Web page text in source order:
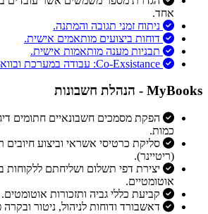
אחד.
ניתוח זמני תגובה והמתנה.
דוחות ביצועים מותאמים אישית.
תבניות מענה מותאמות אישית.
Co-Exsistance: עבודה במערכת ובוואטסאפ ביזנס במקביל.
MyBooks - הנהלת חשבונות
הפקת מסמכים חשבונאיים חתומים
כמות.
סליקת כרטיסי אשראי וביצוע חיובים
(ריטיינר).
יצירת דפי תשלום ושליחתם ללקוחות
אוטומטיים.
קביעת כללי גביה ותזכורות אוטומטים.
דאשבורד ודוחות לניהול, ניטור ובקרה